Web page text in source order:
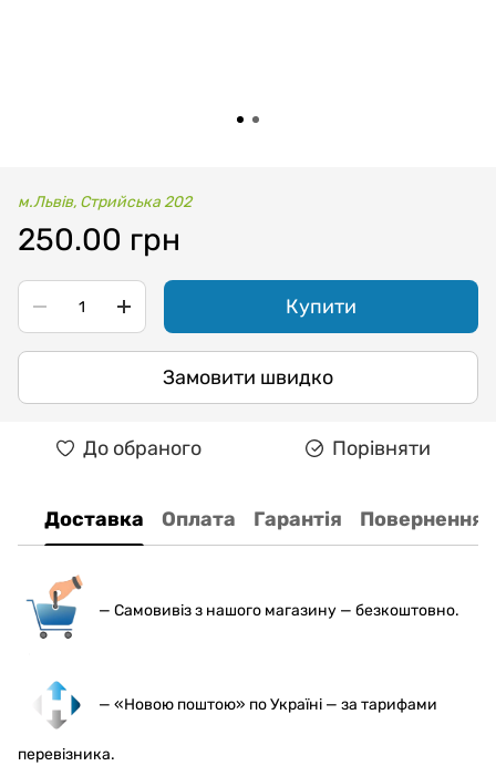
м.Львів, Стрийська 202
250.00 грн
Купити
Замовити швидко
До обраного Порівняти
Доставка Оплата Гарантія Повернення
— Самовивіз з нашого магазину — безкоштовно.
— «Новою поштою» по Україні — за тарифами
перевізника.